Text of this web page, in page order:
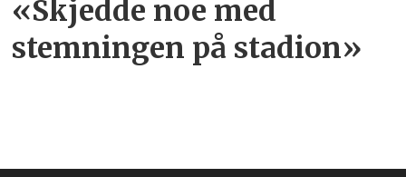
«Skjedde noe med
stemningen på stadion»